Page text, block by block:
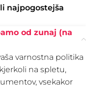
najpogostejša
od zunaj (na
varnostna politika
na spletu,
vsekakor